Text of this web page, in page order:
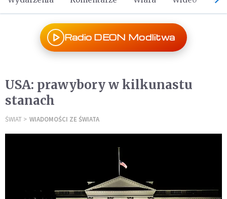
Radio DEON Modlitwa
USA: prawybory w kilkunastu
stanach
ŚWIAT WIADOMOŚCI ZE ŚWIATA